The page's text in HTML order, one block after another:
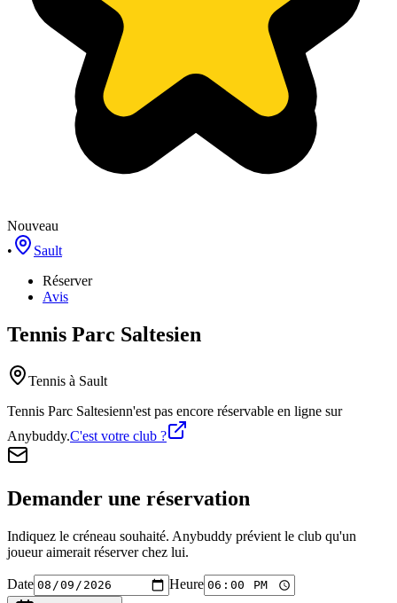
Nouveau
•
Sault
Réserver
Avis
Tennis Parc Saltesien
Tennis à Sault
Tennis Parc Saltesienn'est pas encore réservable en ligne sur
Anybuddy.C'est votre club ?
Demander une réservation
Indiquez le créneau souhaité. Anybuddy prévient le club qu'un
joueur aimerait réserver chez lui.
Date Heure